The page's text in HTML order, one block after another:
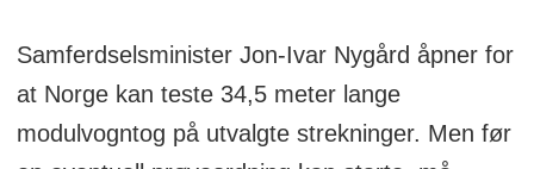
bemanning, og vi løfter derfor frem
utvalgte artikler fra første halvår som
fortsatt er aktuelle og relevante. Under
Samferdselsminister Jon-Ivar Nygård åpner for
at Norge kan teste 34,5 meter lange
modulvogntog på utvalgte strekninger. Men før